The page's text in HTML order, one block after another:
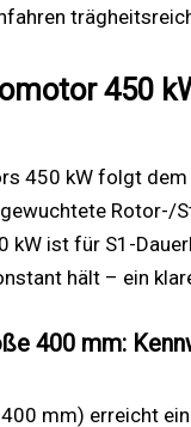
450
450 kW folgt
Rotor-/
kW ist für S1-
hält – ein
400 mm:
mm) erreicht